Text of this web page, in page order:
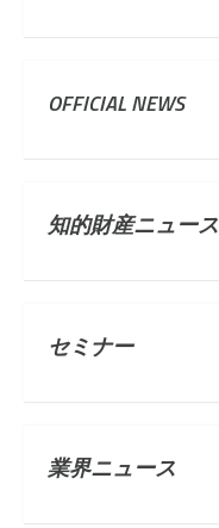
OFFICIAL NEWS
知的財産ニュース
セミナー
業界ニュース